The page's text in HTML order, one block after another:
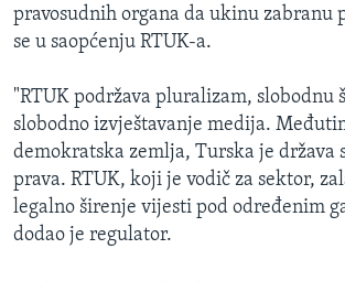
pravosudnih organa da ukinu zabranu
se u saopćenju RTUK-a.
"RTUK podržava pluralizam, slobodnu
slobodno izvještavanje medija.
demokratska zemlja, Turska je država
prava. RTUK, koji je vodič za sektor,
legalno širenje vijesti pod određenim
dodao je regulator.